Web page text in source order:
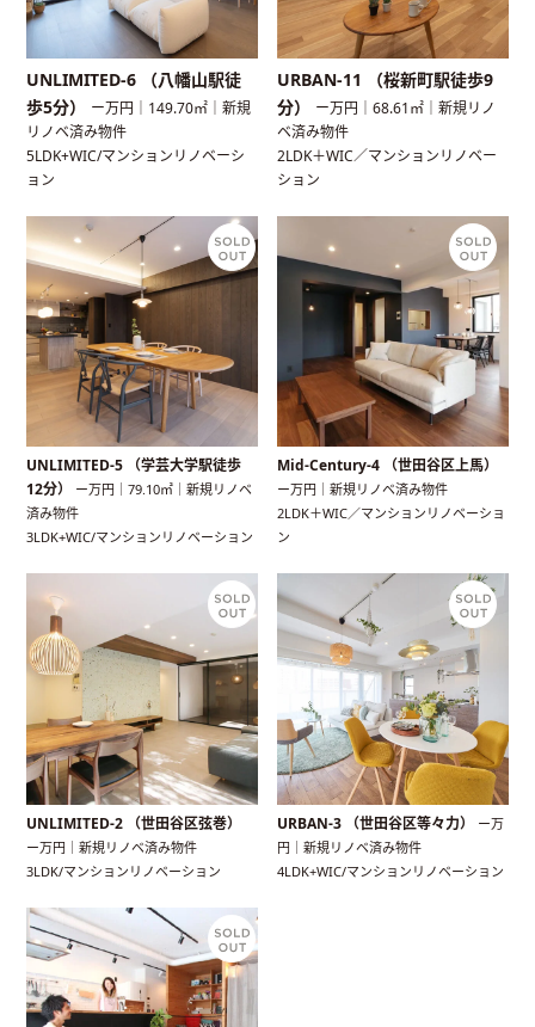
UNLIMITED-6 （八幡山駅徒
歩5分） ー万円｜149.70㎡｜新規
リノベ済み物件
5LDK+WIC/マンションリノベーシ
ョン
URBAN-11 （桜新町駅徒歩9
分）
ー万円｜68.61㎡｜新規リノ
ベ済み物件
2LDK＋WIC／マンションリノベー
ション
UNLIMITED-5 （学芸大学駅徒歩
12分）
ー万円｜79.10㎡｜新規リノベ
済み物件
3LDK+WIC/マンションリノベーション
Mid-Century-4 （世田谷区上馬）
ー万円｜新規リノベ済み物件
2LDK＋WIC／マンションリノベーショ
ン
UNLIMITED-2 （世田谷区弦巻）
ー万円｜新規リノベ済み物件
3LDK/マンションリノベーション
URBAN-3 （世田谷区等々力）
ー万
円｜新規リノベ済み物件
4LDK+WIC/マンションリノベーション